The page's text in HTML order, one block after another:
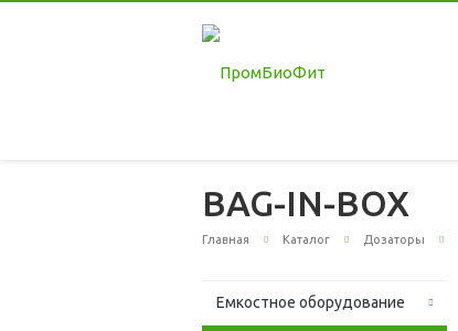
BAG-IN-BOX
Главная Каталог Дозаторы
Емкостное оборудование